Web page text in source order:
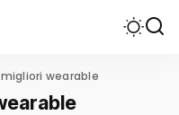
migliori wearable